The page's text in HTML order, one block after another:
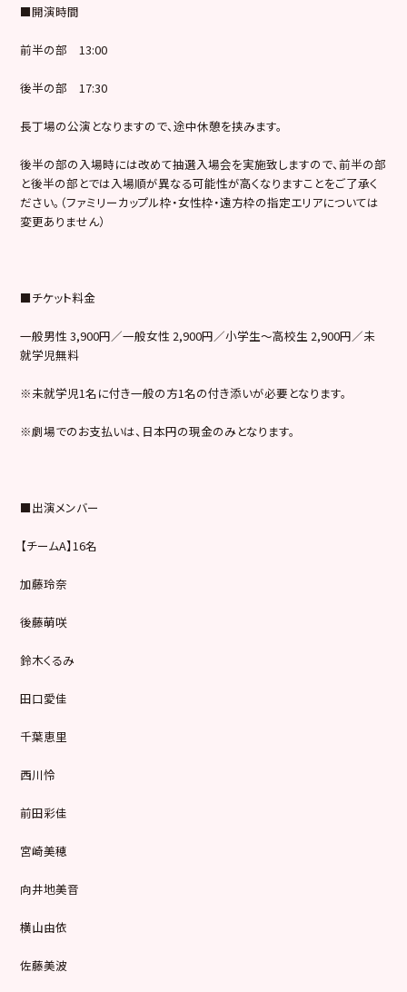
■開演時間
前半の部 13:00
後半の部 17:30
長丁場の公演となりますので、途中休憩を挟みます。
後半の部の入場時には改めて抽選入場会を実施致しますので、前半の部
と後半の部とでは入場順が異なる可能性が高くなりますことをご了承く
ださい。（ファミリーカップル枠・女性枠・遠方枠の指定エリアについては
変更ありません）
■チケット料金
一般男性 3,900円／一般女性 2,900円／小学生～高校生 2,900円／未
就学児無料
※未就学児1名に付き一般の方1名の付き添いが必要となります。
※劇場でのお支払いは、日本円の現金のみとなります。
■出演メンバー
【チームA】16名
加藤玲奈
後藤萌咲
鈴木くるみ
田口愛佳
千葉恵里
西川怜
前田彩佳
宮崎美穂
向井地美音
横山由依
佐藤美波